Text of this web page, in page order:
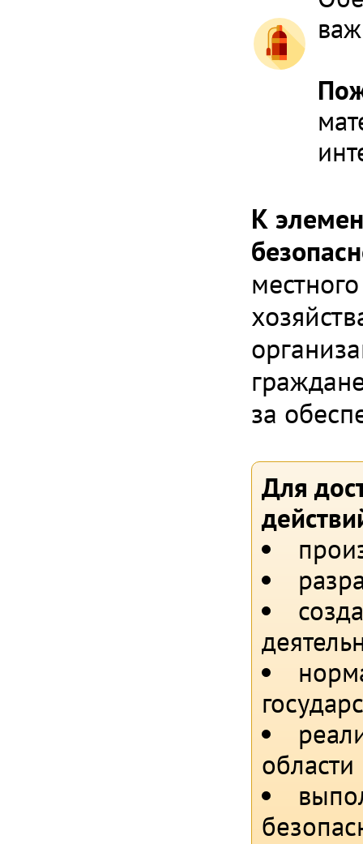
К
за
Для